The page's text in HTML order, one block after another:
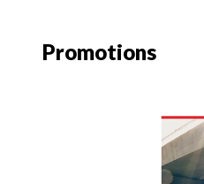
Promotions